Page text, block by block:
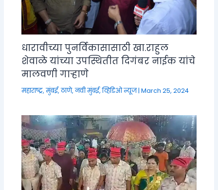
धारावीच्या पुनर्विकासासाठी खा.राहुल
शेवाळे यांच्या उपस्थितीत दिगंबर नाईक यांचे
मालवणी गाऱ्हाणे
महाराष्ट्र,मुंबई, ठाणे, नवी मुंबई,व्हिडिओ न्यूज|March 25, 2024